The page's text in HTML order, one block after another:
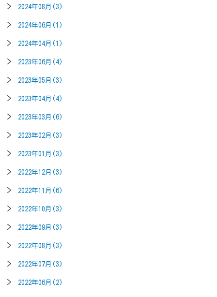
2024年08月(3)
2024年06月(1)
2024年04月(1)
2023年06月(4)
2023年05月(3)
2023年04月(4)
2023年03月(6)
2023年02月(3)
2023年01月(3)
2022年12月(3)
2022年11月(6)
2022年10月(3)
2022年09月(3)
2022年08月(3)
2022年07月(3)
2022年06月(2)